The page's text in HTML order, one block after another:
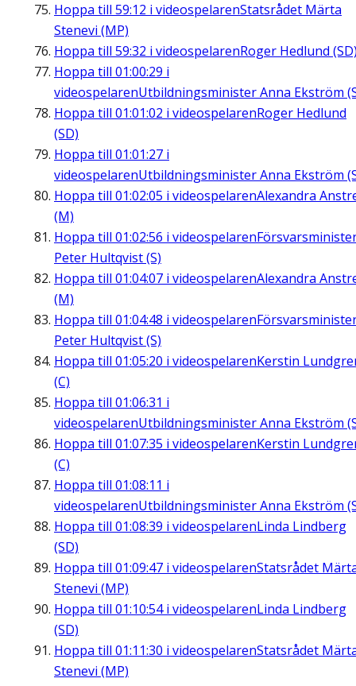
Hoppa till 59:12 i videospelarenStatsrådet Märta
Stenevi (MP)
Hoppa till 59:32 i videospelarenRoger Hedlund
Hoppa till 01:00:29 i
videospelarenUtbildningsminister Anna Ekström
Hoppa till 01:01:02 i videospelarenRoger Hedlund
(SD)
Hoppa till 01:01:27 i
videospelarenUtbildningsminister Anna Ekström
Hoppa till 01:02:05 i videospelarenAlexandra
(M)
Hoppa till 01:02:56 i videospelaren
Peter Hultqvist (S)
Hoppa till 01:04:07 i videospelarenAlexandra
(M)
Hoppa till 01:04:48 i videospelaren
Peter Hultqvist (S)
Hoppa till 01:05:20 i videospelarenKerstin
(C)
Hoppa till 01:06:31 i
videospelarenUtbildningsminister Anna Ekström
Hoppa till 01:07:35 i videospelarenKerstin
(C)
Hoppa till 01:08:11 i
videospelarenUtbildningsminister Anna Ekström
Hoppa till 01:08:39 i videospelarenLinda Lindberg
(SD)
Hoppa till 01:09:47 i videospelarenStatsrådet
Stenevi (MP)
Hoppa till 01:10:54i videospelarenLinda Lindberg
(SD)
Hoppa till 01:11:30 i videospelarenStatsrådet
Stenevi (MP)